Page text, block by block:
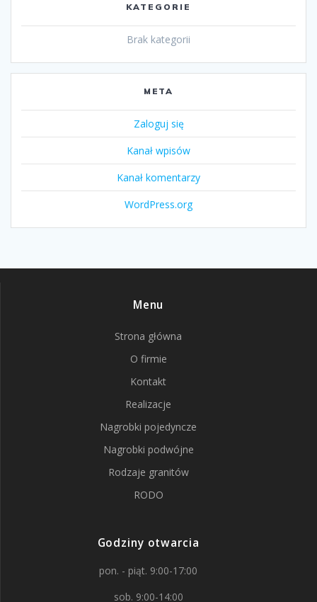
KATEGORIE
Brak kategorii
META
Zaloguj się
Kanał wpisów
Kanał komentarzy
WordPress.org
Menu
Strona główna
O firmie
Kontakt
Realizacje
Nagrobki pojedyncze
Nagrobki podwójne
Rodzaje granitów
RODO
Godziny otwarcia
pon. - piąt. 9:00-17:00
sob. 9:00-14:00